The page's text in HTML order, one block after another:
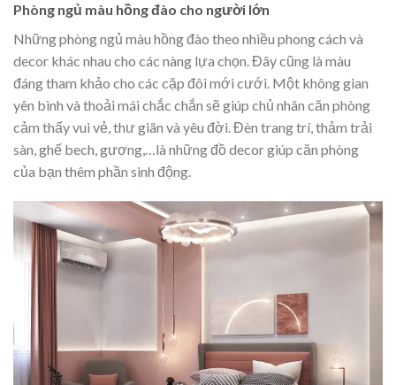
Phòng ngủ màu hồng đào cho người lớn
Những phòng ngủ màu hồng đào theo nhiều phong cách và
decor khác nhau cho các nàng lựa chọn. Đây cũng là màu
đáng tham khảo cho các cặp đôi mới cưới. Một không gian
yên bình và thoải mái chắc chắn sẽ giúp chủ nhân căn phòng
cảm thấy vui vẻ, thư giãn và yêu đời. Đèn trang trí, thảm trải
sàn, ghế bech, gương,…là những đồ decor giúp căn phòng
của bạn thêm phần sinh động.